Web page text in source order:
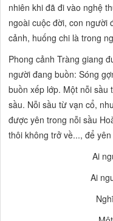
nhiên khi đã đi vào nghệ
ngoài cuộc đời, con người
cảnh, huống chi là trong
Phong cảnhTràng giang
người đang buồn:Sóng
buồn xếp lớp. Một nỗisầu
sầu. Nỗi sầu từ vạn cổ,
được yên trong nỗi sầu
thôi không trở về..., để
Ai
Ai